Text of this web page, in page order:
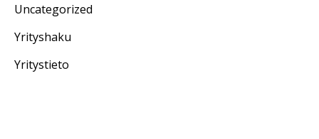
Uncategorized
Yrityshaku
Yritystieto